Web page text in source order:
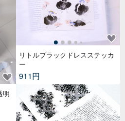
明
リトルブラックドレスステッカ
ー
911円